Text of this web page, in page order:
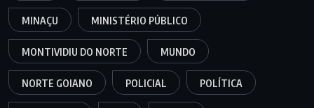
MINAÇU MINISTÉRIO PÚBLICO
MONTIVIDIU DO NORTE MUNDO
NORTE GOIANO POLICIAL POLÍTICA